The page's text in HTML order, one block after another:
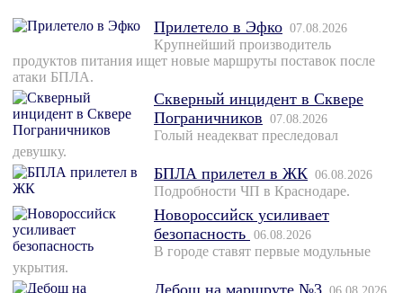
Прилетело в Эфко 07.08.2026
Крупнейший производитель
продуктов питания ищет новые маршруты поставок после
атаки БПЛА.
Скверный инцидент в Сквере
Пограничников 07.08.2026
Голый неадекват преследовал
девушку.
БПЛА прилетел в ЖК 06.08.2026
Подробности ЧП в Краснодаре.
Новороссийск усиливает
безопасность 06.08.2026
В городе ставят первые модульные
укрытия.